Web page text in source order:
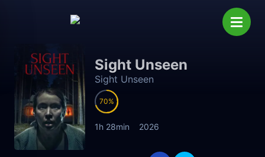
Sight Unseen
Sight Unseen
70
1h 28min 2026